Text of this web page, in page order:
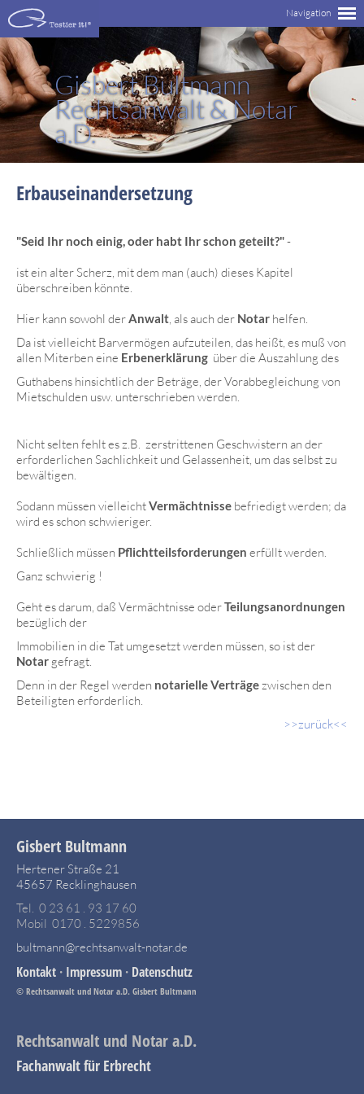
Gisbert Bultmann
Rechtsanwalt & Notar
a.D.
Erbauseinandersetzung
"Seid Ihr noch einig, oder habt Ihr schon geteilt?"-
ist ein alter Scherz, mit dem man (auch) dieses Kapitel
überschreiben könnte.
Hier kann sowohl derAnwalt, als auch der Notar helfen.
Da ist vielleicht Barvermögen aufzuteilen, das heißt, es muß von
allen Miterben eine Erbenerklärung über die Auszahlung des
Guthabens hinsichtlich der Beträge, der Vorabbegleichung von
Mietschulden usw. unterschrieben werden.
Nicht selten fehlt es z.B. zerstrittenen Geschwistern an der
erforderlichen Sachlichkeit und Gelassenheit, um das selbst zu
bewältigen.
Sodann müssen vielleichtVermächtnisse befriedigt werden; da
wird es schon schwieriger.
Schließlich müssen Pflichtteilsforderungen erfüllt werden.
Ganz schwierig !
Geht es darum, daß Vermächtnisse oderTeilungsanordnungen
bezüglich der
Immobilien in die Tat umgesetzt werden müssen, so ist der
Notar gefragt.
Denn in der Regel werden notarielle Verträgezwischen den
Beteiligten erforderlich.
>>zurück<<
Gisbert Bultmann
Hertener Straße 21
45657 Recklinghausen
Tel. 0 23 61 . 93 17 60
Mobil 0170 . 5229856
bultmann@rechtsanwalt-notar.de
Kontakt · Impressum · Datenschutz
© Rechtsanwalt und Notar a.D. Gisbert Bultmann
Rechtsanwalt und Notar a.D.
Fachanwalt für Erbrecht